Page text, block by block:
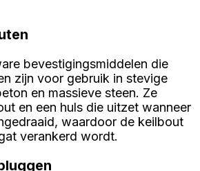
bevestigingsmiddelen die
zijn voor gebruik in stevige
en massieve steen. Ze
en een huls die uitzet wanneer
waardoor de keilbout
verankerd wordt.